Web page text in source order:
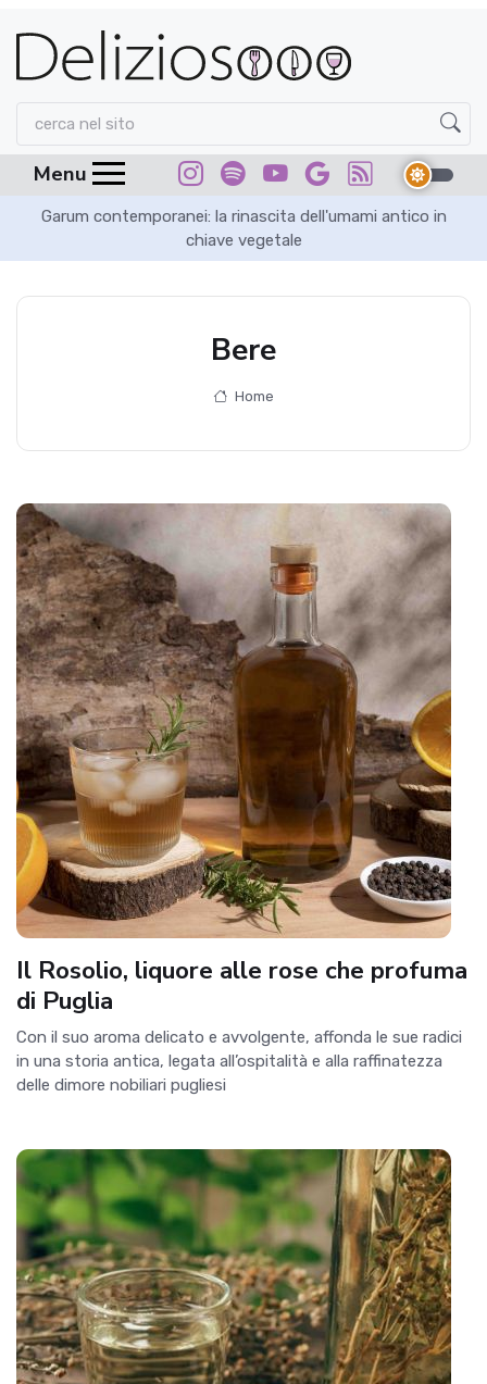
Menu
Garum contemporanei: la rinascita dell'umami antico in
chiave vegetale
Bere
Home
Il Rosolio, liquore alle rose che profuma
di Puglia
Con il suo aroma delicato e avvolgente, affonda le sue radici
in una storia antica, legata all’ospitalità e alla raffinatezza
delle dimore nobiliari pugliesi